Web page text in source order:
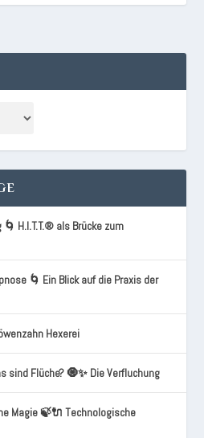
H.I.T.T.® als Brücke zum
🌀 Ein Blick auf die Praxis der
Hexerei
sind Flüche? 🧿✨ Die Verfluchung
Magie 🍃🔌 Technologische